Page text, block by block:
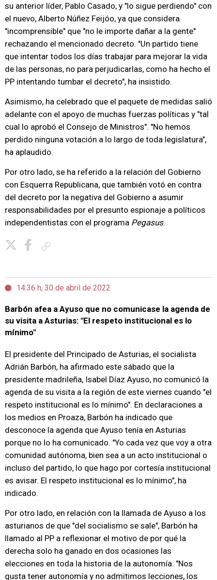
su anterior líder, Pablo Casado, y "lo sigue perdiendo" con
el nuevo, Alberto Núñez Feijóo, ya que considera
"incomprensible" que "no le importe dañar a la gente"
rechazando el mencionado decreto. "Un partido tiene
que intentar todos los días trabajar para mejorar la vida
de las personas, no para perjudicarlas, como ha hecho el
PP intentando tumbar el decreto", ha insistido.
Asimismo, ha celebrado que el paquete de medidas salió
adelante con el apoyo de muchas fuerzas políticas y "tal
cual lo aprobó el Consejo de Ministros". "No hemos
perdido ninguna votación a lo largo de toda legislatura",
ha aplaudido.
Por otro lado, se ha referido a la relación del Gobierno
con Esquerra Republicana, que también votó en contra
del decreto por la negativa del Gobierno a asumir
responsabilidades por el presunto espionaje a políticos
independentistas con el programa Pegasus.
14:36 h, 30 de abril de 2022
Barbón afea a Ayuso que no comunicase la agenda de
su visita a Asturias: "El respeto institucional es lo
mínimo"
El presidente del Principado de Asturias, el socialista
Adrián Barbón, ha afirmado este sábado que la
presidente madrileña, Isabel Díaz Ayuso, no comunicó la
agenda de su visita a la región de este viernes cuando "el
respeto institucional es lo mínimo". En declaraciones a
los medios en Proaza, Barbón ha indicado que
desconoce la agenda que Ayuso tenía en Asturias
porque no lo ha comunicado. "Yo cada vez que voy a otra
comunidad autónoma, bien sea a un acto institucional o
incluso del partido, lo que hago por cortesía institucional
es avisar. El respeto institucional es lo mínimo", ha
indicado.
Por otro lado, en relación con la llamada de Ayuso a los
asturianos de que "del socialismo se sale", Barbón ha
llamado al PP a reflexionar el motivo de por qué la
derecha solo ha ganado en dos ocasiones las
elecciones en toda la historia de la autonomía. "Nos
gusta tener autonomía y no admitimos lecciones, los